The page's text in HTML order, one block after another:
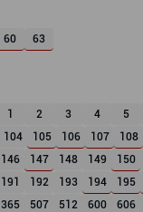
60 63
1 2 3 4 5
104 105 106 107 108
146 147 148 149 150
191 192 193 194 195
365 507 512 600 606